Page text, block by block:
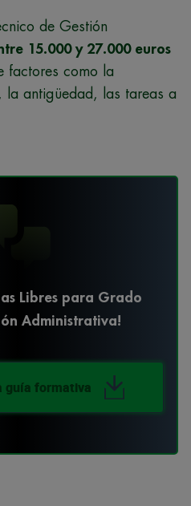
de Gestión
15.000 y 27.000 euros
factores como la
la antigüedad, las tareas a
Libres para Grado
Administrativa!
guía formativa